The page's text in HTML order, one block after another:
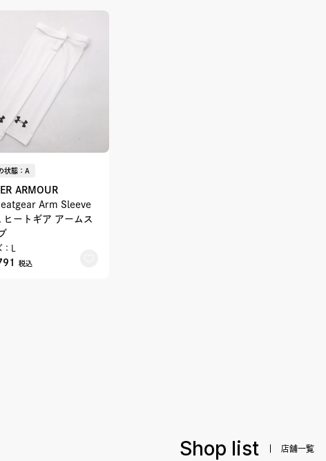
状態：A
ARMOUR
Arm Sleeve
ヒートギア アームス
L
税込
Shop list 店舗一覧